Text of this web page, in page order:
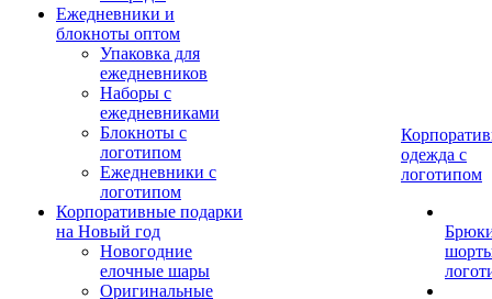
Ежедневники и
блокноты оптом
Упаковка для
ежедневников
Наборы с
ежедневниками
Блокноты с
логотипом
Ежедневники с
логотипом
Корпоративные подарки
на Новый год
Новогодние
елочные шары
Оригинальные
одежда с
логотипом